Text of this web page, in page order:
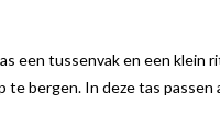
tussenvak en een klein
bergen. In deze tas